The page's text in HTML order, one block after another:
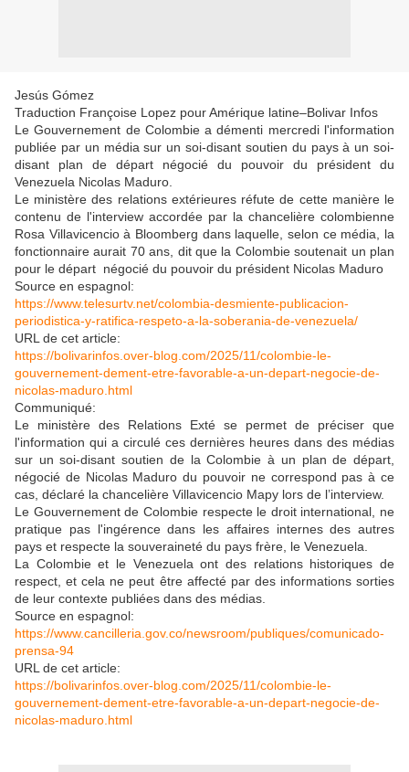
Jesús Gómez
Traduction Françoise Lopez pour Amérique latine–Bolivar Infos
Le Gouvernement de Colombie a démenti mercredi l'information
publiée par un média sur un soi-disant soutien du pays à un soi-
disant plan de départ négocié du pouvoir du président du
Venezuela Nicolas Maduro.
Le ministère des relations extérieures réfute de cette manière le
contenu de l'interview accordée par la chancelière colombienne
Rosa Villavicencio à Bloomberg dans laquelle, selon ce média, la
fonctionnaire aurait 70 ans, dit que la Colombie soutenait un plan
pour le départ négocié du pouvoir du président Nicolas Maduro
Source en espagnol:
https://www.telesurtv.net/colombia-desmiente-publicacion-
periodistica-y-ratifica-respeto-a-la-soberania-de-venezuela/
URL de cet article:
https://bolivarinfos.over-blog.com/2025/11/colombie-le-
gouvernement-dement-etre-favorable-a-un-depart-negocie-de-
nicolas-maduro.html
Communiqué:
Le ministère des Relations Exté se permet de préciser que
l'information qui a circulé ces dernières heures dans des médias
sur un soi-disant soutien de la Colombie à un plan de départ,
négocié de Nicolas Maduro du pouvoir ne correspond pas à ce
cas, déclaré la chancelière Villavicencio Mapy lors de l’interview.
Le Gouvernement de Colombie respecte le droit international, ne
pratique pas l'ingérence dans les affaires internes des autres
pays et respecte la souveraineté du pays frère, le Venezuela.
La Colombie et le Venezuela ont des relations historiques de
respect, et cela ne peut être affecté par des informations sorties
de leur contexte publiées dans des médias.
Source en espagnol:
https://www.cancilleria.gov.co/newsroom/publiques/comunicado-
prensa-94
URL de cet article:
https://bolivarinfos.over-blog.com/2025/11/colombie-le-
gouvernement-dement-etre-favorable-a-un-depart-negocie-de-
nicolas-maduro.html